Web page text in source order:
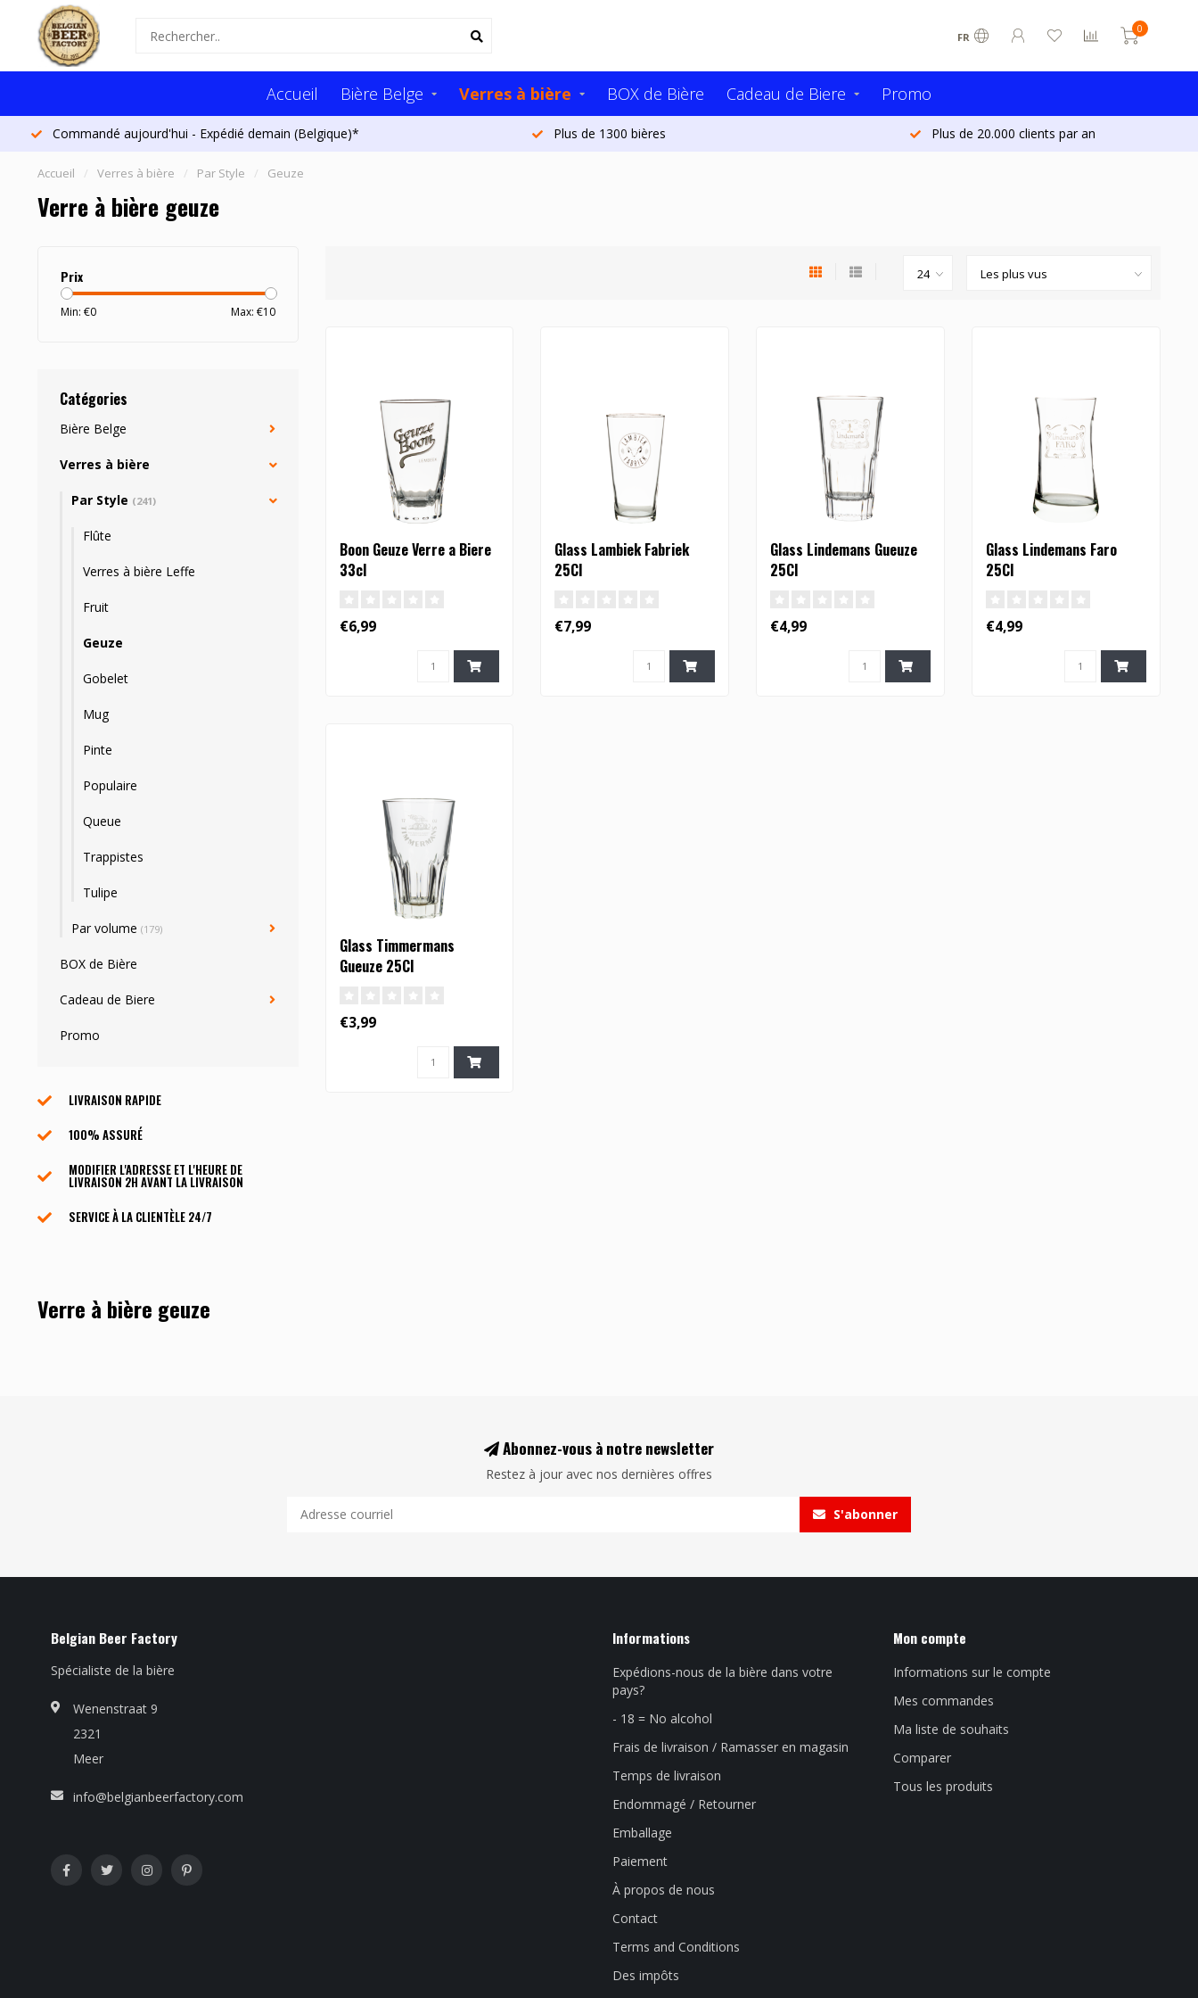
FR
0
Accueil Bière Belge Verres à bière BOX de Bière Cadeau de Biere Promo
Commandé aujourd'hui - Expédié demain (Belgique)* Plus de 1300 bières Plus de 20.000 clients par an
Accueil / Verres à bière / Par Style / Geuze
Verre à bière geuze
Prix
Min: €0 Max: €10
Catégories
Bière Belge
Verres à bière
Par Style (241)
Flûte
Verres à bière Leffe
Fruit
Geuze
Gobelet
Mug
Pinte
Populaire
Queue
Trappistes
Tulipe
Par volume (179)
BOX de Bière
Cadeau de Biere
Promo
LIVRAISON RAPIDE
100% ASSURÉ
MODIFIER L'ADRESSE ET L'HEURE DE
LIVRAISON 2H AVANT LA LIVRAISON
SERVICE À LA CLIENTÈLE ​​24/7
Boon Geuze Verre a Biere
33cl
€6,99
Glass Lambiek Fabriek
25Cl
€7,99
Glass Lindemans Gueuze
25Cl
€4,99
Glass Lindemans Faro
25Cl
€4,99
Glass Timmermans
Gueuze 25Cl
€3,99
Verre à bière geuze
Abonnez-vous à notre newsletter
Restez à jour avec nos dernières offres
S'abonner
Belgian Beer Factory
Spécialiste de la bière
Wenenstraat 9
2321
Meer
info@belgianbeerfactory.com
Informations
Expédions-nous de la bière dans votre
pays?
- 18 = No alcohol
Frais de livraison / Ramasser en magasin
Temps de livraison
Endommagé / Retourner
Emballage
Paiement
À propos de nous
Contact
Terms and Conditions
Des impôts
Mon compte
Informations sur le compte
Mes commandes
Ma liste de souhaits
Comparer
Tous les produits